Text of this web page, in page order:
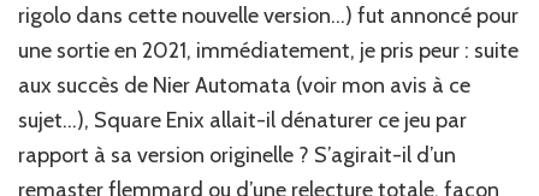
rigolo dans cette nouvelle version…) fut annoncé pour
une sortie en 2021, immédiatement, je pris peur : suite
aux succès de Nier Automata (voir mon avis à ce
sujet…), Square Enix allait-il dénaturer ce jeu par
rapport à sa version originelle ? S’agirait-il d’un
remaster flemmard ou d’une relecture totale, façon